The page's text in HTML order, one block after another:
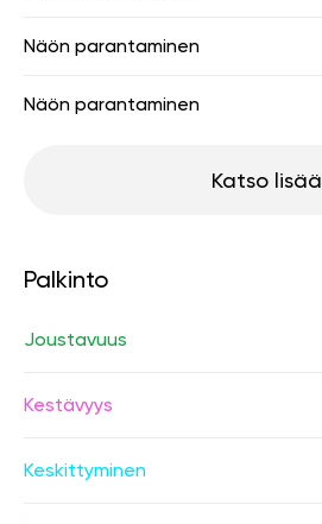
Näön parantaminen
Näön parantaminen
Katso lisää
Palkinto
Joustavuus
Kestävyys
Keskittyminen